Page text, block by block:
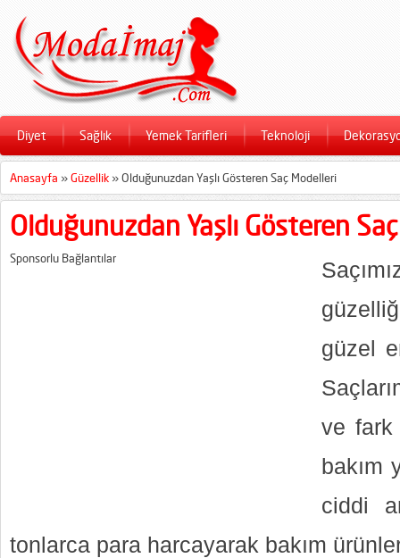
Diyet Sağlık Yemek Tarifleri Teknoloji
Anasayfa »Güzellik »Olduğunuzdan Yaşlı Gösteren Saç Modelleri
Olduğunuzdan Yaşlı Gösteren
Sponsorlu Bağlantılar
güzel
ve fark
bakım
ciddi
tonlarca para harcayarak bakım